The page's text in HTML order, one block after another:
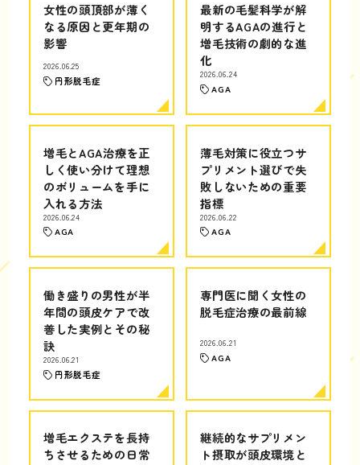
女性の頭頂部が薄く
なる原因と更年期の
影響
2026.06.25
円形脱毛症
最新の毛髪科学が解
明するAGAの進行と
増毛技術の劇的な進
化
2026.06.24
AGA
増毛とAGA治療を正
しく使い分けて理想
のボリュームを手に
入れる方法
2026.06.24
AGA
薄毛対策に役立つサ
プリメント選びで失
敗しないための重要
指標
2026.06.22
AGA
働き盛りの男性が半
年間の頭皮ケアで改
善した実例とその秘
訣
2026.06.21
円形脱毛症
専門医に聞く女性の
脱毛症治療の最前線
2026.06.21
AGA
増毛エクステを長持
ちさせるための日常
継続的なサプリメン
ト摂取が頭皮環境と